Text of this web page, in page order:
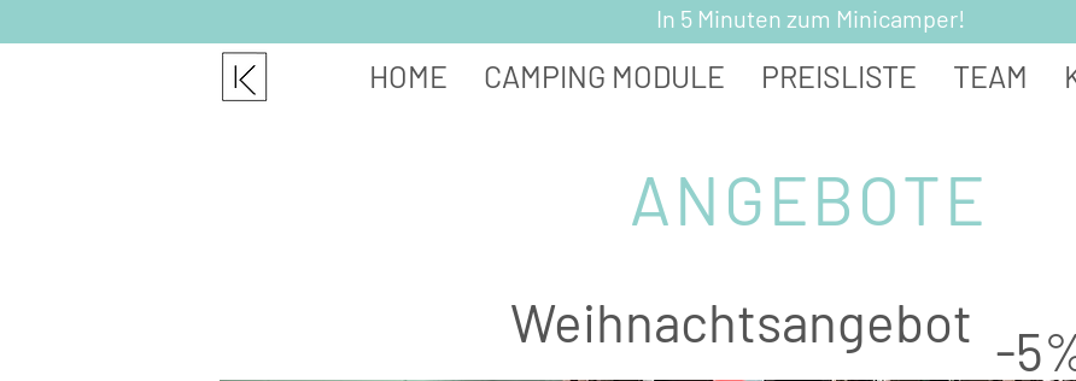
In 5 Minuten zum Minicamper!
HOME CAMPING MODULE PREISLISTE TEAM
ANGEBOTE
Weihnachtsangebot -